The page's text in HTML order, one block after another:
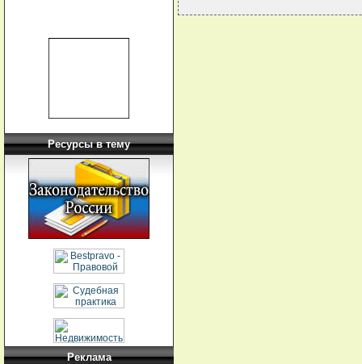
Ресурсы в тему
Реклама